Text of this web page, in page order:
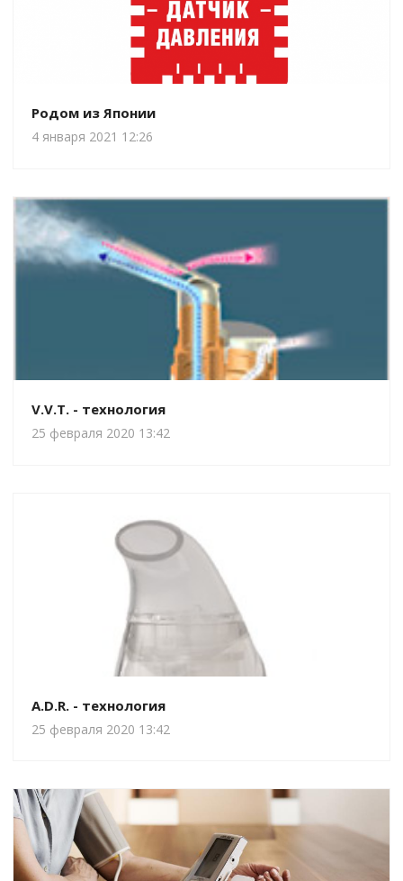
Родом из Японии
4 января 2021 12:26
V.V.T. - технология
25 февраля 2020 13:42
A.D.R. - технология
25 февраля 2020 13:42